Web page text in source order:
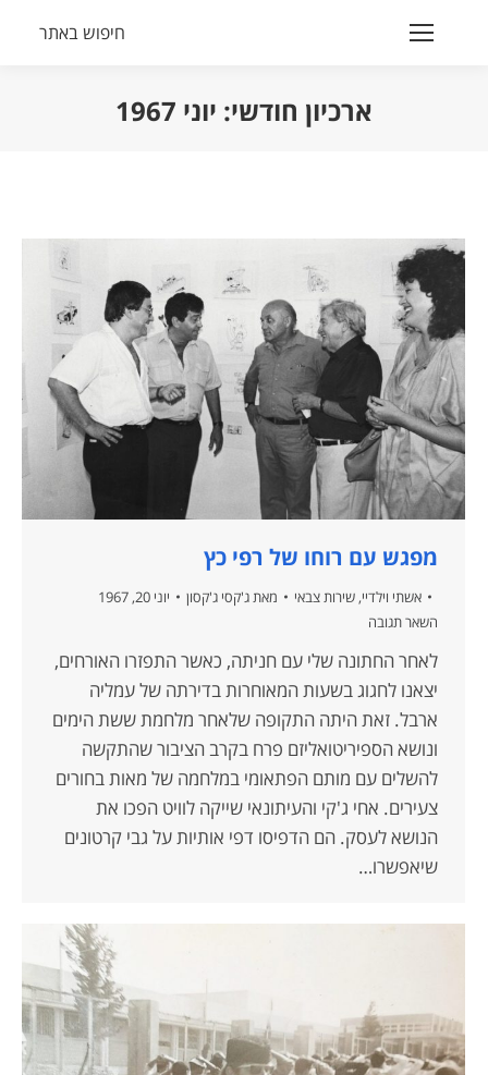
Search:
חיפוש באתר
ארכיון חודשי: יוני 1967
מפגש עם רוחו של רפי כץ
אשתי וילדיי, שירות צבאי מאתג'קסי ג'קסון
יוני 20, 1967
השאר תגובה
לאחר החתונה שלי עם חניתה, כאשר התפזרו האורחים,
יצאנו לחגוג בשעות המאוחרות בדירתה של עמליה
ארבל. זאת היתה התקופה שלאחר מלחמת ששת הימים
ונושא הספיריטואליזם פרח בקרב הציבור שהתקשה
להשלים עם מותם הפתאומי במלחמה של מאות בחורים
צעירים. אחי ג'קי והעיתונאי שייקה לוויט הפכו את
הנושא לעסק. הם הדפיסו דפי אותיות על גבי קרטונים
שיאפשרו…